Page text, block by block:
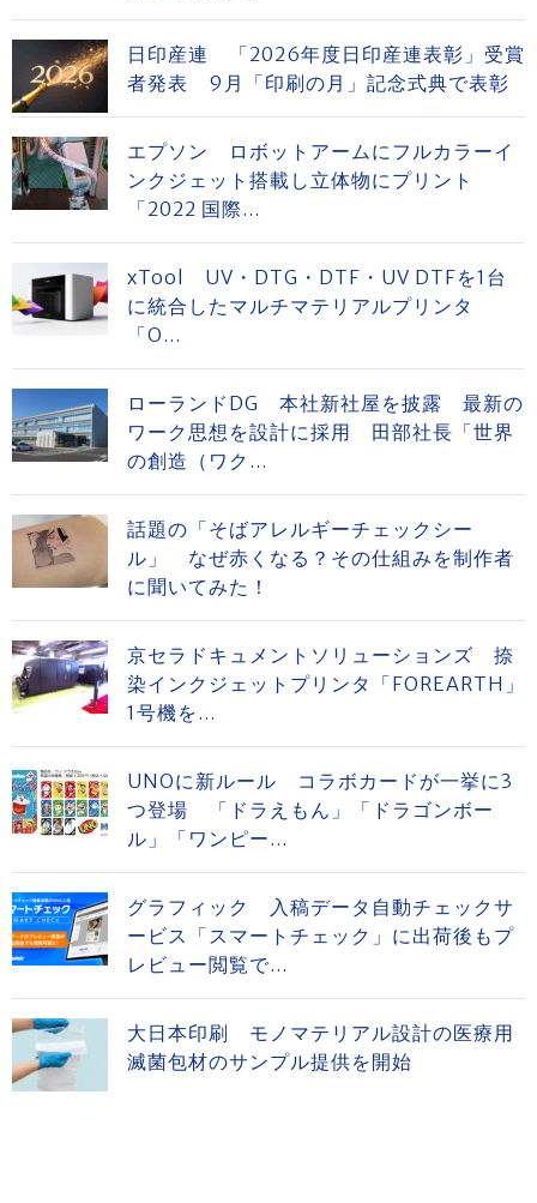
日印産連 「2026年度日印産連表彰」受賞
者発表 9月「印刷の月」記念式典で表彰
エプソン ロボットアームにフルカラーイ
ンクジェット搭載し立体物にプリント
「2022 国際...
xTool UV・DTG・DTF・UV DTFを1台
に統合したマルチマテリアルプリンタ
「O...
ローランドDG 本社新社屋を披露 最新の
ワーク思想を設計に採用 田部社長「世界
の創造（ワク...
話題の「そばアレルギーチェックシー
ル」 なぜ赤くなる？その仕組みを制作者
に聞いてみた！
京セラドキュメントソリューションズ 捺
染インクジェットプリンタ「FOREARTH」
1号機を...
UNOに新ルール コラボカードが一挙に3
つ登場 「ドラえもん」「ドラゴンボー
ル」「ワンピー...
グラフィック 入稿データ自動チェックサ
ービス「スマートチェック」に出荷後もプ
レビュー閲覧で...
大日本印刷 モノマテリアル設計の医療用
滅菌包材のサンプル提供を開始